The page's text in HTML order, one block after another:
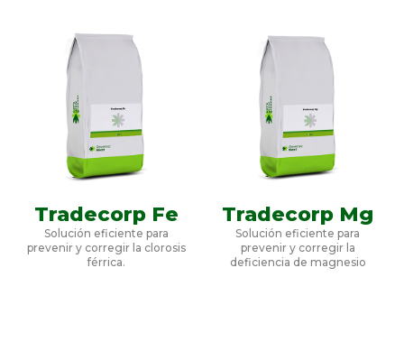
Tradecorp Fe
Solución eficiente para
prevenir y corregir la clorosis
férrica.
Tradecorp Mg
Solución eficiente para
prevenir y corregir la
deficiencia de magnesio